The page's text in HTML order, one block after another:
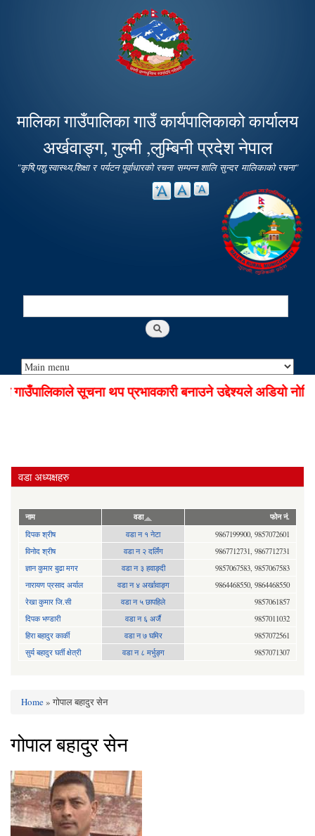
main
content
मालिका गाउँपालिका गाउँ कार्यपालिकाको कार्यालय
अर्खवाङ्ग, गुल्मी ,लुम्बिनी प्रदेश नेपाल
"कृषि,पशु,स्वास्थ्य,शिक्षा र पर्यटन पूर्वाधारको रचना सम्पन्न शालि सुन्दर मालिकाको रचना"
Search
सूचना थप प्रभावकारी बनाउने उद्देश्यले अडियो
वडा अध्यक्षहरु
नाम वडा फोन नं.
दिपक श्रीष वडा न १ नेटा
9867199900, 9857072601
विनोद श्रीष
वडा न २ दर्लिंग
9867712731, 9867712731
ज्ञान कुमार बुढा मगर
वडा न ३ हवाङ्दी
9857067583, 9857067583
नारायण प्रसाद अर्याल
वडा न‍ ४ अर्खावाङ्ग
9864468550, 9864468550
रेखा कुमार जि.सी
वडा न ५ छापहिले
9857061857
दिपक भण्डारी
वडा न ६ अर्जै
9857011032
हिरा बहादुर कार्की
वडा न ७ घमिर
9857072561
सुर्य बहादुर घर्ती क्षेत्री
वडा न ८ मर्भुङ्ग 9857071307
Home» गोपाल बहादुर सेन
गोपाल बहादुर सेन